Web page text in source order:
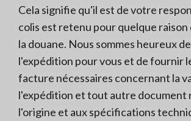
Cela signifie qu'il est de votre
colis est retenu pour quelque raison
la douane. Nous sommes heureux
l'expédition pour vous et de fournir
facture nécessaires concernant la
l'expédition et tout autre document
l'origine et aux spécifications